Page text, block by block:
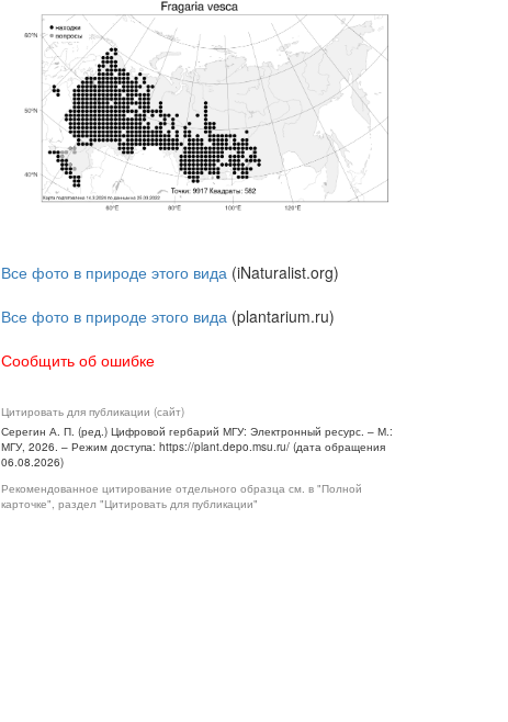
Все фото в природе этого вида (iNaturalist.org)
Все фото в природе этого вида (plantarium.ru)
Сообщить об ошибке
Цитировать для публикации (сайт)
Серегин А. П. (ред.) Цифровой гербарий МГУ: Электронный ресурс. – М.:
МГУ, 2026. – Режим доступа: https://plant.depo.msu.ru/ (дата обращения
06.08.2026)
Рекомендованное цитирование отдельного образца см. в "Полной
карточке", раздел "Цитировать для публикации"